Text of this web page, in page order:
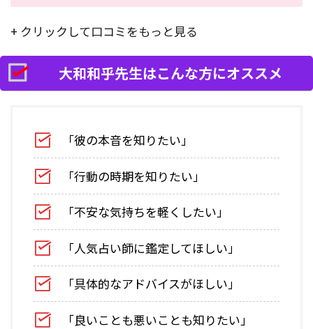
+ クリックして口コミをもっと見る
大和和乎先生はこんな方にオススメ
「彼の本音を知りたい」
「行動の時期を知りたい」
「不安な気持ちを軽くしたい」
「人気占い師に鑑定してほしい」
「具体的なアドバイスがほしい」
「良いことも悪いことも知りたい」